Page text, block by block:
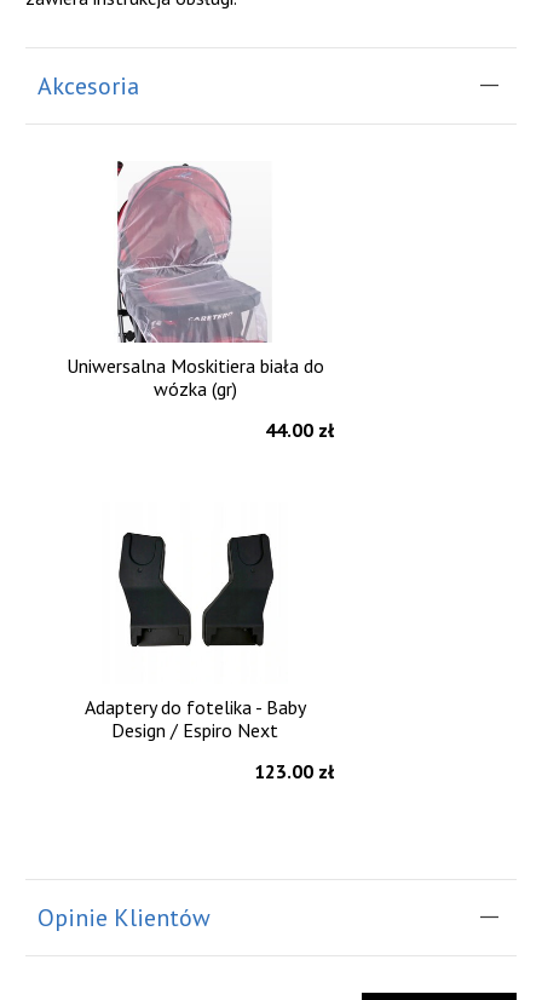
Akcesoria
Uniwersalna Moskitiera biała do
wózka (gr)
44.00 zł
Adaptery do fotelika - Baby
Design / Espiro Next
123.00 zł
Opinie Klientów